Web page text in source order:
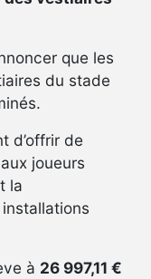
que les
du stade
d’offrir de
joueurs
la
à 26 997,11 €